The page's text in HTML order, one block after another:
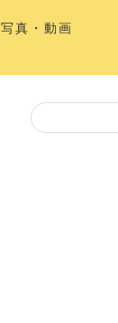
写真・動画